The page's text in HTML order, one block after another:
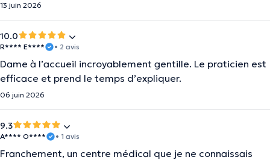
13 juin 2026
10.0
R**** E**** • 2 avis
Dame à l’accueil incroyablement gentille. Le praticien est
efficace et prend le temps d’expliquer.
06 juin 2026
9.3
A**** O**** • 1 avis
Franchement, un centre médical que je ne connaissais